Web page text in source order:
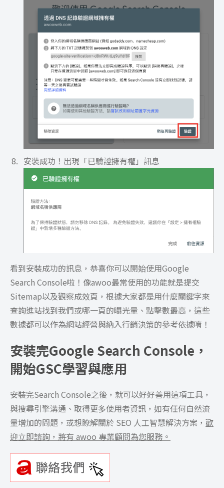
安裝成功！出現「已驗證擁有權」訊息
看到安裝成功的訊息，恭喜你可以開始使用Google
Search Console啦！像awoo最常使用的功能就是提交
Sitemap以及觀察成效頁，根據大家都是用什麼關鍵字來
查詢進站找到我們或哪一頁的曝光量、點擊數最高，這些
數據都可以作為網站經營與納入行銷決策的參考依據唷！
安裝完Google Search Console，
開始GSC學習與應用
安裝完Search Console之後，就可以好好善用這項工具，
與搜尋引擎溝通、取得更多使用者資訊，如有任何自然流
量增加的問題，或想瞭解關於 SEO 人工智慧解決方案， 歡
迎立即諮詢，將有 awoo 專業顧問為您服務。